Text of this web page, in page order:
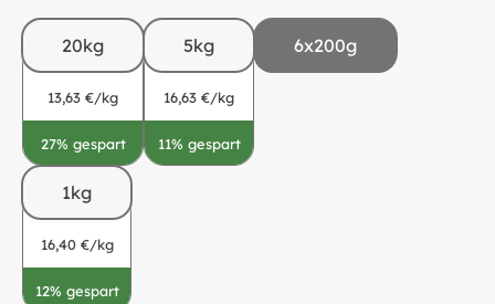
20kg
13,63 €/kg
27% gespart
5kg
16,63 €/kg
11% gespart
6x200g
1kg
16,40 €/kg
12% gespart